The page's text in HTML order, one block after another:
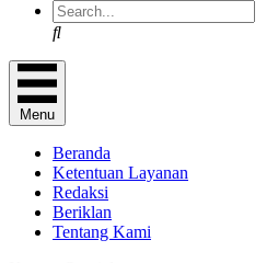
Search
Menu
Beranda
Ketentuan Layanan
Redaksi
Beriklan
Tentang Kami